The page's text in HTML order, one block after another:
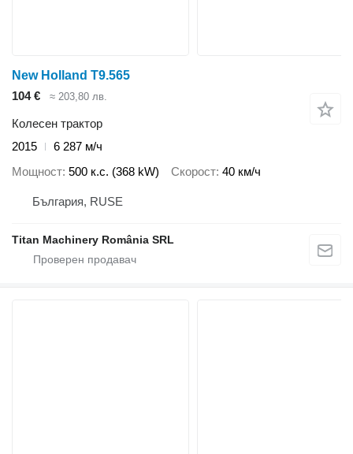
New Holland T9.565
104 €
≈ 203,80 лв.
Колесен трактор
2015
6 287 м/ч
Мощност 500 к.с. (368 kW) Скорост 40 км/ч
България, RUSE
Titan Machinery România SRL